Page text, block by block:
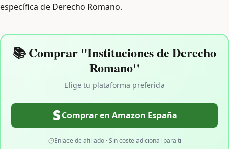
específica de Derecho Romano.
📚 Comprar "Instituciones de Derecho
Romano"
Elige tu plataforma preferida
Comprar en Amazon España
Enlace de afiliado · Sin coste adicional para ti